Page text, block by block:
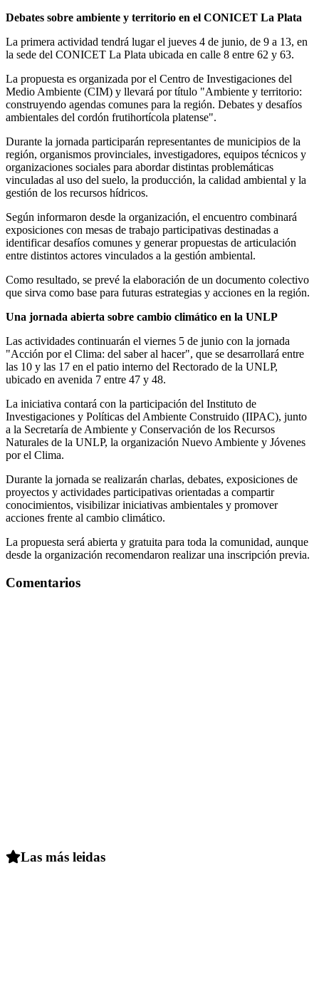
Debates sobre ambiente y territorio en el CONICET La Plata
La primera actividad tendrá lugar el jueves 4 de junio, de 9 a 13, en
la sede del CONICET La Plata ubicada en calle 8 entre 62 y 63.
La propuesta es organizada por el Centro de Investigaciones del
Medio Ambiente (CIM) y llevará por título "Ambiente y territorio:
construyendo agendas comunes para la región. Debates y desafíos
ambientales del cordón frutihortícola platense".
Durante la jornada participarán representantes de municipios de la
región, organismos provinciales, investigadores, equipos técnicos y
organizaciones sociales para abordar distintas problemáticas
vinculadas al uso del suelo, la producción, la calidad ambiental y la
gestión de los recursos hídricos.
Según informaron desde la organización, el encuentro combinará
exposiciones con mesas de trabajo participativas destinadas a
identificar desafíos comunes y generar propuestas de articulación
entre distintos actores vinculados a la gestión ambiental.
Como resultado, se prevé la elaboración de un documento colectivo
que sirva como base para futuras estrategias y acciones en la región.
Una jornada abierta sobre cambio climático en la UNLP
Las actividades continuarán el viernes 5 de junio con la jornada
"Acción por el Clima: del saber al hacer", que se desarrollará entre
las 10 y las 17 en el patio interno del Rectorado de la UNLP,
ubicado en avenida 7 entre 47 y 48.
La iniciativa contará con la participación del Instituto de
Investigaciones y Políticas del Ambiente Construido (IIPAC), junto
a la Secretaría de Ambiente y Conservación de los Recursos
Naturales de la UNLP, la organización Nuevo Ambiente y Jóvenes
por el Clima.
Durante la jornada se realizarán charlas, debates, exposiciones de
proyectos y actividades participativas orientadas a compartir
conocimientos, visibilizar iniciativas ambientales y promover
acciones frente al cambio climático.
La propuesta será abierta y gratuita para toda la comunidad, aunque
desde la organización recomendaron realizar una inscripción previa.
Comentarios
Las más leidas